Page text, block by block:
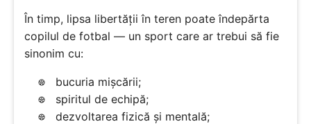
În timp, lipsa libertății în teren poate îndepărta
copilul de fotbal — un sport care ar trebui să fie
sinonim cu:
bucuria mișcării;
spiritul de echipă;
dezvoltarea fizică și mentală;